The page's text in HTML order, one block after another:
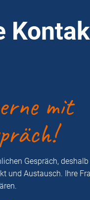
mit
Gespräch,
und Austausch. Ihre